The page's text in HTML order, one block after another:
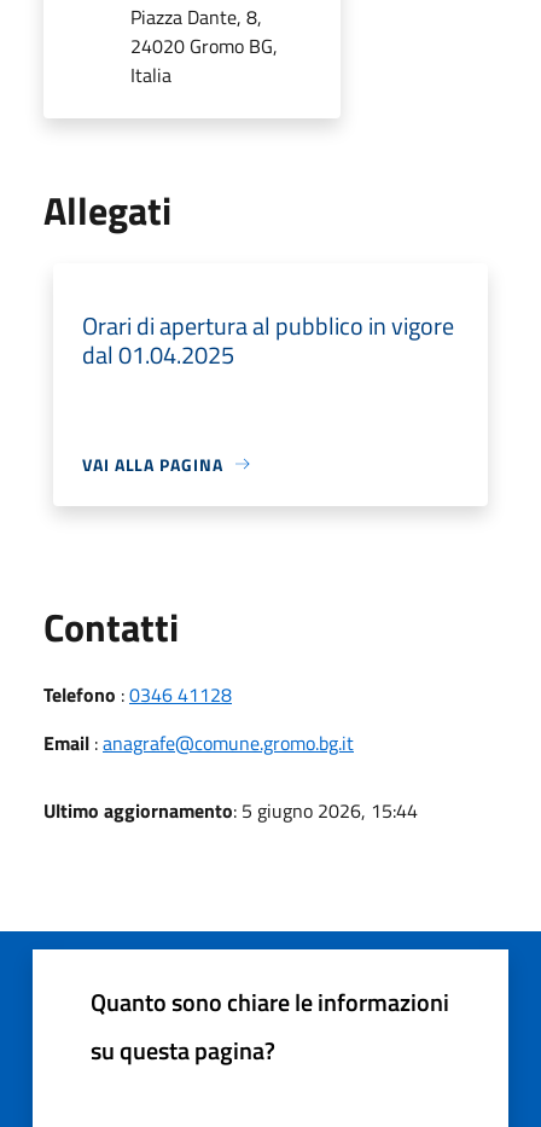
Piazza Dante, 8,
24020 Gromo BG,
Italia
Allegati
Orari di apertura al pubblico in vigore
dal 01.04.2025
VAI ALLA PAGINA
Contatti
Telefono :0346 41128
Email :anagrafe@comune.gromo.bg.it
Ultimo aggiornamento: 5 giugno 2026, 15:44
Quanto sono chiare le informazioni
su questa pagina?